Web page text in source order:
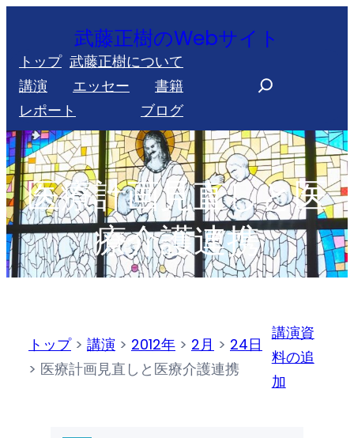
を
ス
キ
ッ
プ
武藤正樹のWebサイト
トップ 武藤正樹について
講演
エッセー
書籍
レポート
ブログ
r
c
h
医療計画見直しと医
療介護連携
トップ> 講演 > 2012年 > 2月 > 24日
> 医療計画見直しと医療介護連携
講演資
料の追
加